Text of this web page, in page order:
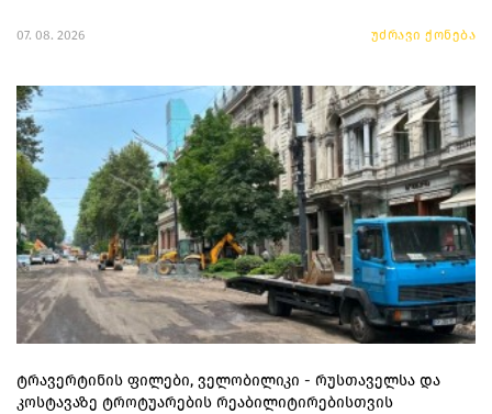
07. 08. 2026 უძრავი ქონება
ტრავერტინის ფილები, ველობილიკი - რუსთაველსა და
კოსტავაზე ტროტუარების რეაბილიტირებისთვის